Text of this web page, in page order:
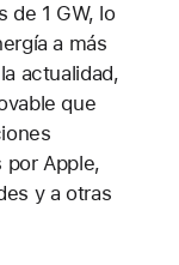
de 1 GW, lo
a más
actualidad,
que
Apple,
y a otras